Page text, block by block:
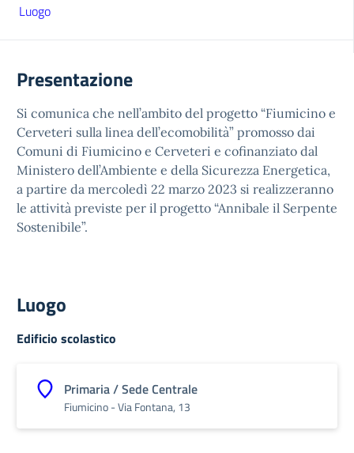
Luogo
Presentazione
Si comunica che nell’ambito del progetto “Fiumicino e
Cerveteri sulla linea dell’ecomobilità” promosso dai
Comuni di Fiumicino e Cerveteri e cofinanziato dal
Ministero dell’Ambiente e della Sicurezza Energetica,
a partire da mercoledì 22 marzo 2023 si realizzeranno
le attività previste per il progetto “Annibale il Serpente
Sostenibile”.
Luogo
Edificio scolastico
Primaria / Sede Centrale
Fiumicino - Via Fontana, 13